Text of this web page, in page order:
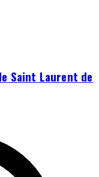
Saint Laurent de